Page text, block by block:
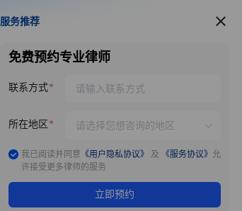
服务推荐
服务推荐
免费预约专业律师
联系方式
所在地区
我已阅读并同意 《用户隐私协议》 及 《服务协议》 允
许接受更多律师的服务
立即预约